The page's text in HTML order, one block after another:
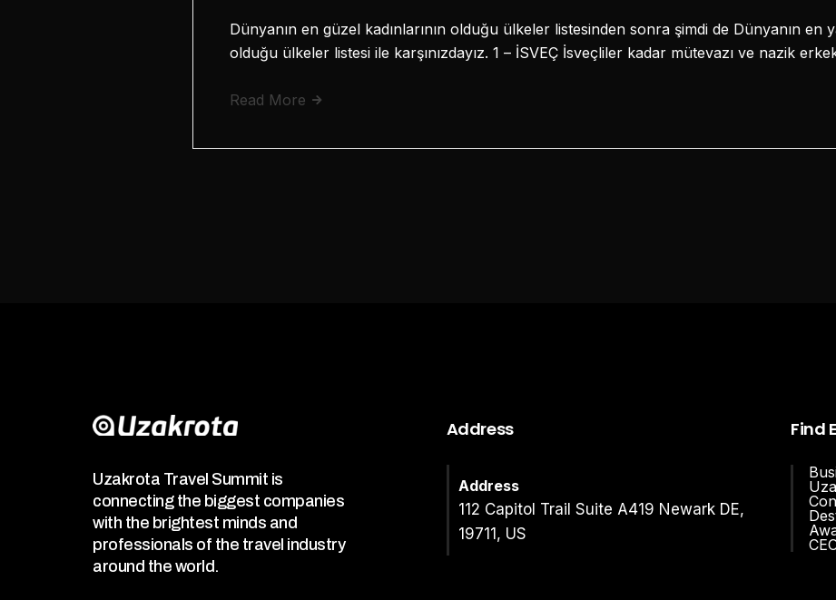
Dünyanın en güzel kadınlarının olduğu ülkeler listesinden sonra şimdi de Dünyanın en
olduğu ülkeler listesi ile karşınızdayız. 1 – İSVEÇ İsveçliler kadar mütevazı ve nazik
Read More
Uzakrota Travel Summit is
connecting the biggest companies
with the brightest minds and
professionals of the travel industry
around the world.
Address
Address
112 Capitol Trail Suite A419 Newark DE,
19711, US
Find